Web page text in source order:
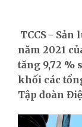
TCCS -
năm 2021
tăng 9,72 %
khối các
Tập đoàn